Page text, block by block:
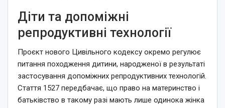
Діти та допоміжні
репродуктивні технології
Проєкт нового Цивільного кодексу окремо регулює
питання походження дитини, народженої в результаті
застосування допоміжних репродуктивних технологій.
Стаття 1527 передбачає, що право на материнство і
батьківство в такому разі мають лише одинока жінка